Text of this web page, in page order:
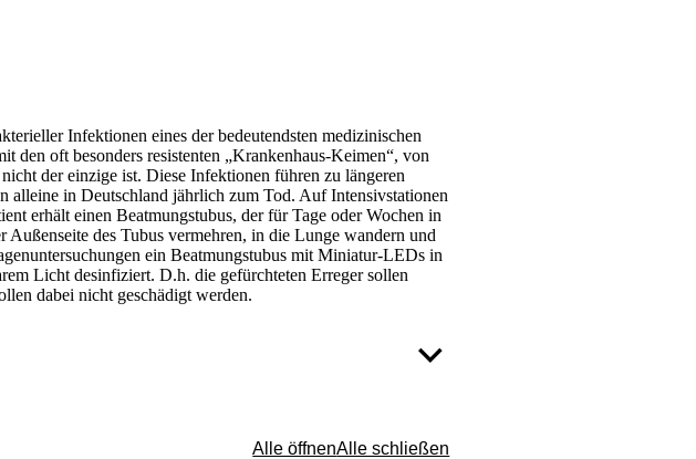
Infektionen eines der bedeutendsten medizinischen
den oft besonders resistenten „Krankenhaus-Keimen“, von
der einzige ist. Diese Infektionen führen zu längeren
alleine in Deutschland jährlich zum Tod. Auf Intensivstationen
erhält einen Beatmungstubus, der für Tage oder Wochen in
des Tubus vermehren, in die Lunge wandern und
ein Beatmungstubus mit Miniatur-LEDs in
Licht desinfiziert. D.h. die gefürchteten Erreger sollen
dabei nicht geschädigt werden.
Alle öffnenAlle schließen